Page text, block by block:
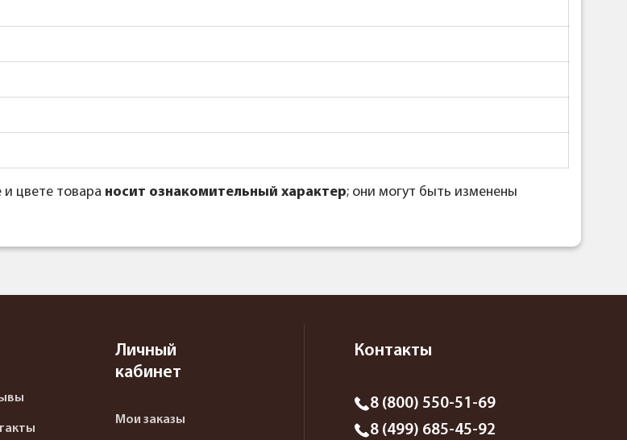
цвете товара носит ознакомительный характер; они могут быть изменены
Личный
кабинет
Мои заказы
Контакты
8 (800) 550-51-69
8 (499) 685-45-92